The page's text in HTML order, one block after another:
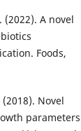
(2022). A novel
Foods,
Novel
parameters